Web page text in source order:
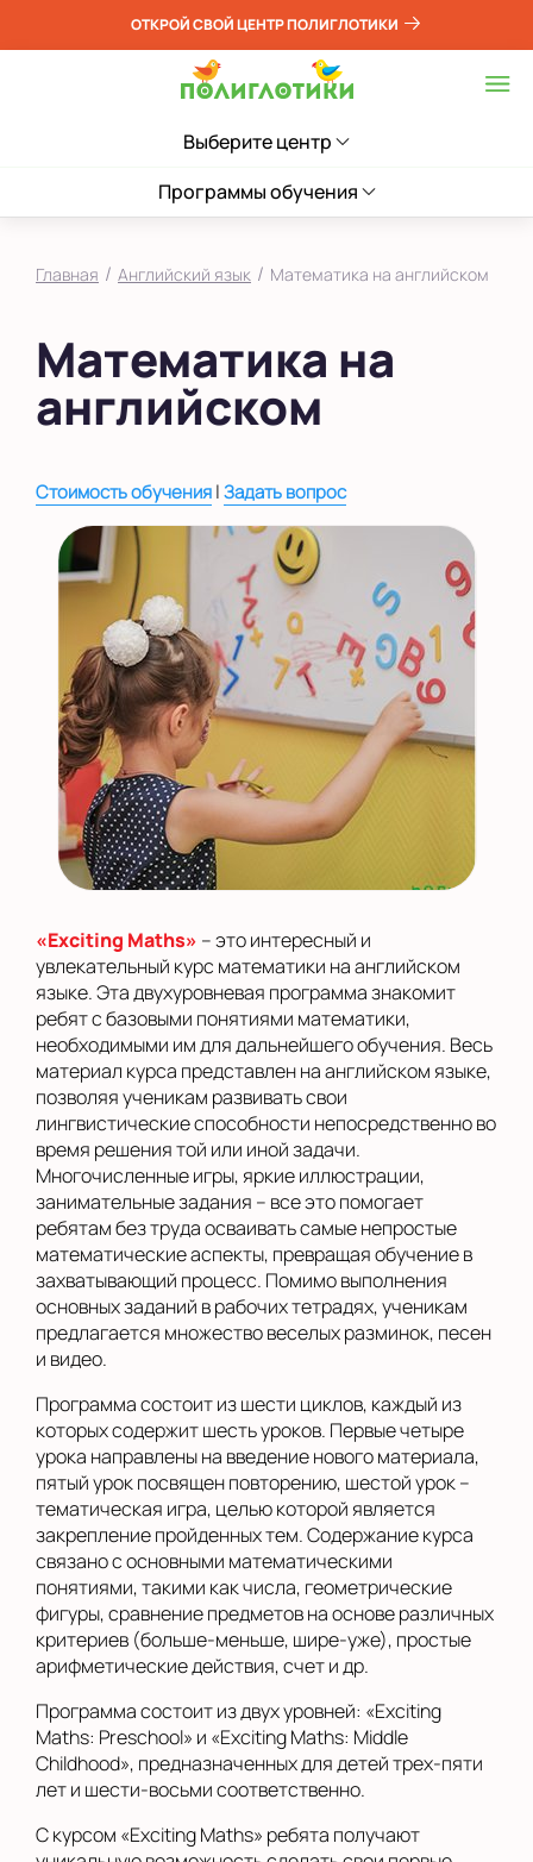
ОТКРОЙ СВОЙ ЦЕНТР ПОЛИГЛОТИКИ
Выберите центр
Программы обучения
Главная / Английский язык / Математика на английском
Математика на
английском
Стоимость обучения|Задать вопрос
«Exciting Maths» – это интересный и
увлекательный курс математики на английском
языке. Эта двухуровневая программа знакомит
ребят с базовыми понятиями математики,
необходимыми им для дальнейшего обучения. Весь
материал курса представлен на английском языке,
позволяя ученикам развивать свои
лингвистические способности непосредственно во
время решения той или иной задачи.
Многочисленные игры, яркие иллюстрации,
занимательные задания – все это помогает
ребятам без труда осваивать самые непростые
математические аспекты, превращая обучение в
захватывающий процесс. Помимо выполнения
основных заданий в рабочих тетрадях, ученикам
предлагается множество веселых разминок, песен
и видео.
Программа состоит из шести циклов, каждый из
которых содержит шесть уроков. Первые четыре
урока направлены на введение нового материала,
пятый урок посвящен повторению, шестой урок –
тематическая игра, целью которой является
закрепление пройденных тем. Содержание курса
связано с основными математическими
понятиями, такими как числа, геометрические
фигуры, сравнение предметов на основе различных
критериев (больше-меньше, шире-уже), простые
арифметические действия, счет и др.
Программа состоит из двух уровней: «Exciting
Maths: Preschool» и «Exciting Maths: Middle
Childhood», предназначенных для детей трех-пяти
лет и шести-восьми соответственно.
С курсом «Exciting Maths» ребята получают